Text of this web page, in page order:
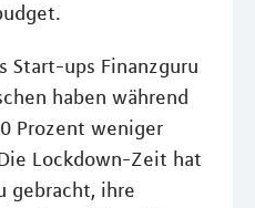
Start-ups Finanzguru
haben während
Prozent weniger
Lockdown-Zeit hat
gebracht, ihre